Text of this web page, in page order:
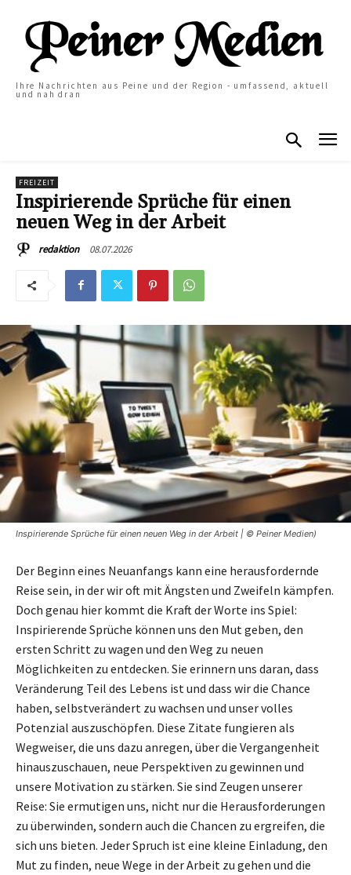
Ihre Nachrichten aus Peine und der Region - umfassend, aktuell
und nah dran
FREIZEIT
Inspirierende Sprüche für einen
neuen Weg in der Arbeit
redaktion 08.07.2026
Inspirierende Sprüche für einen neuen Weg in der Arbeit | © Peiner Medien)
Der Beginn eines Neuanfangs kann eine herausfordernde
Reise sein, in der wir oft mit Ängsten und Zweifeln kämpfen.
Doch genau hier kommt die Kraft der Worte ins Spiel:
Inspirierende Sprüche können uns den Mut geben, den
ersten Schritt zu wagen und den Weg zu neuen
Möglichkeiten zu entdecken. Sie erinnern uns daran, dass
Veränderung Teil des Lebens ist und dass wir die Chance
haben, selbstverändert zu wachsen und unser volles
Potenzial auszuschöpfen. Diese Zitate fungieren als
Wegweiser, die uns dazu anregen, über die Vergangenheit
hinauszuschauen, neue Perspektiven zu gewinnen und
unsere Motivation zu stärken. Sie sind Zeugen unserer
Reise: Sie ermutigen uns, nicht nur die Herausforderungen
zu überwinden, sondern auch die Chancen zu ergreifen, die
sich uns bieten. Jeder Spruch ist eine kleine Einladung, den
Mut zu finden, neue Wege in der Arbeit zu gehen und die